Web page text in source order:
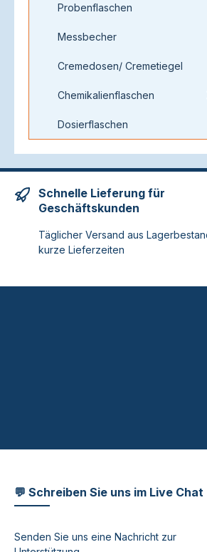
Probenflaschen
Messbecher
Cremedosen/ Cremetiegel
Chemikalienflaschen
Dosierflaschen
Schnelle Lieferung für
Geschäftskunden
Täglicher Versand aus
kurze Lieferzeiten
💬 Schreiben Sie uns im Live Chat
Senden Sie uns eine Nachricht zur